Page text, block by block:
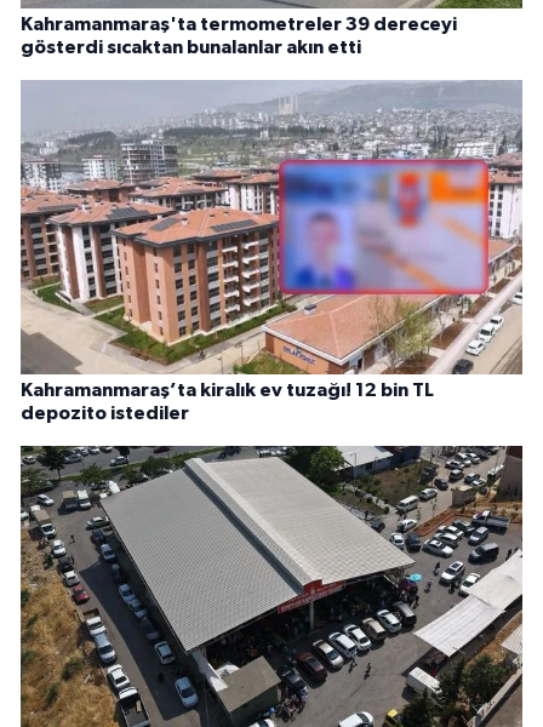
Kahramanmaraş'ta termometreler 39 dereceyi
gösterdi sıcaktan bunalanlar akın etti
Kahramanmaraş’ta kiralık ev tuzağı! 12 bin TL
depozito istediler